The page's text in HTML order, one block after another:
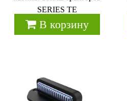
SERIES TE
В корзину